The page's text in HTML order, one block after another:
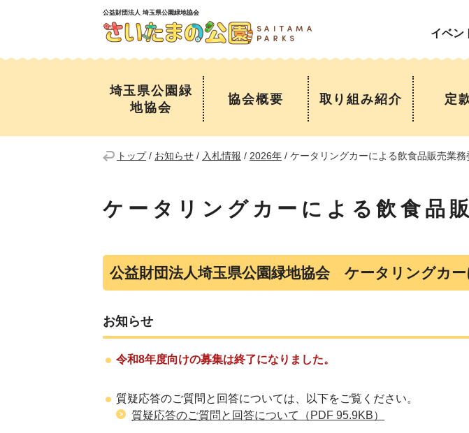
公益財団法人 埼玉県公園緑地協会
イベン
埼玉県公園緑
地協会
協会概要 取り組み紹介 定
トップ/ お知らせ / 入札情報 / 2026年 / ケータリングカーによる飲食品販売業
ケータリングカーによる飲食品
公益財団法人埼玉県公園緑地協会 ケータリングカ
お知らせ
令和8年度向けの募集は終了になりました。
質疑応答のご質問と回答については、以下をご覧ください。
質疑応答のご質問と回答について
（PDF 95.9KB）